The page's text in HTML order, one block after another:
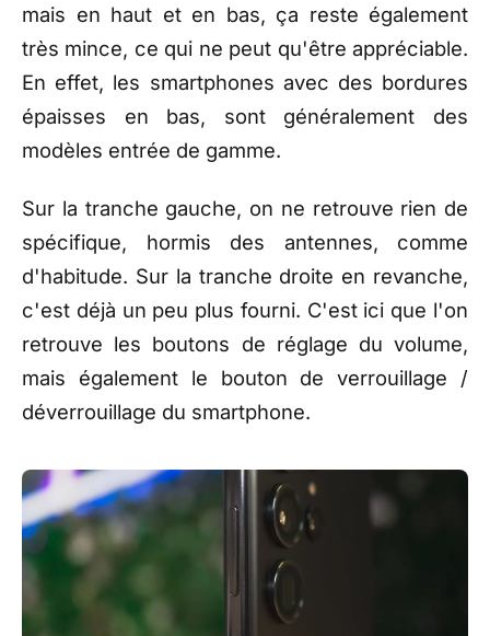
mais en haut et en bas, ça reste également
très mince, ce qui ne peut qu'être appréciable.
En effet, les smartphones avec des bordures
épaisses en bas, sont généralement des
modèles entrée de gamme.
Sur la tranche gauche, on ne retrouve rien de
spécifique, hormis des antennes, comme
d'habitude. Sur la tranche droite en revanche,
c'est déjà un peu plus fourni. C'est ici que l'on
retrouve les boutons de réglage du volume,
mais également le bouton de verrouillage /
déverrouillage du smartphone.